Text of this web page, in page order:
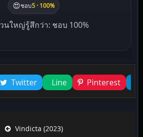
😍ชอบ5 · 100%
นใหญ่รู้สึกว่า: ชอบ 100%
Liked this
Twitter Line Pinterest
Vindicta (2023)